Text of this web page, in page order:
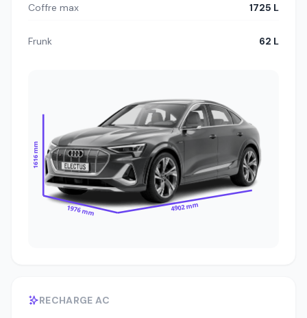
Coffre max 1725 L
Frunk 62 L
1616 mm
1976 mm 4902 mm
RECHARGE AC